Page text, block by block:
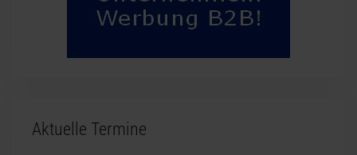
Aktuelle Termine